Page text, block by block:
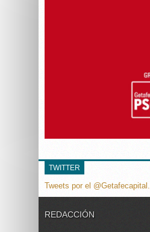
TWITTER
Tweets por el @Getafecapital.
REDACCIÓN